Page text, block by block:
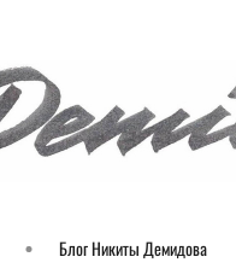
Блог Никиты Демидова